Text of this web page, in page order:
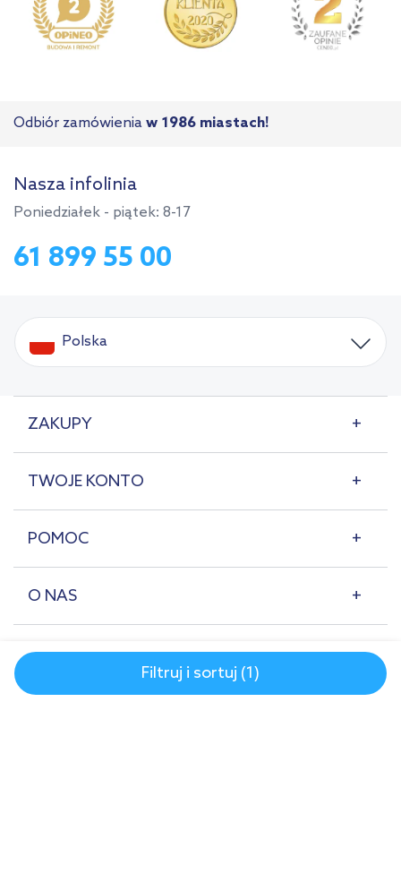
Odbiór zamówienia w 1986 miastach!
Nasza infolinia
Poniedziałek - piątek: 8-17
61 899 55 00
Polska
ZAKUPY
TWOJE KONTO
POMOC
O NAS
Filtruj i sortuj (1)